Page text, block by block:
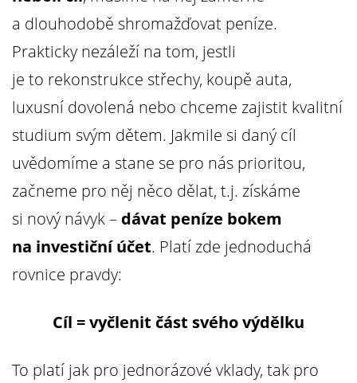
a dlouhodobě shromažďovat peníze.
Prakticky nezáleží na tom, jestli
je to rekonstrukce střechy, koupě auta,
luxusní dovolená nebo chceme zajistit kvalitní
studium svým dětem. Jakmile si daný cíl
uvědomíme a stane se pro nás prioritou,
začneme pro něj něco dělat, t.j. získáme
si nový návyk – dávat peníze bokem
na investiční účet. Platí zde jednoduchá
rovnice pravdy:
Cíl = vyčlenit část svého výdělku
To platí jak pro jednorázové vklady, tak pro